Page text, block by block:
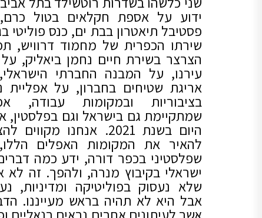
ידוע על אספת חקלאים בטול
פסטיבל תיאטרון בבת ים, כנס פוליטי
שירתו הכפרית של מחמוד דרוויש,
הצרצר בשירת חיים נחמן ביאליק, על
עירנו, על המבנה החברתי
אריגת שטיחים בחברון, על אפליית
בציבוריות ובמקומות עבודה,
שמתקיימת גם בישראל וגם בפלסטין,
היום בשנת 2021. אנחנו מקווים
להאיר את המקומות האפלים
שפלסטיני בכפר דורה, ידע כמה
ישראלי בקיבוץ מנרה, ולהפך. זה לא
שלא נעסוק בפוליטיקה ומדיניות,
אבל היא לא תהיה בראש מעייננו.